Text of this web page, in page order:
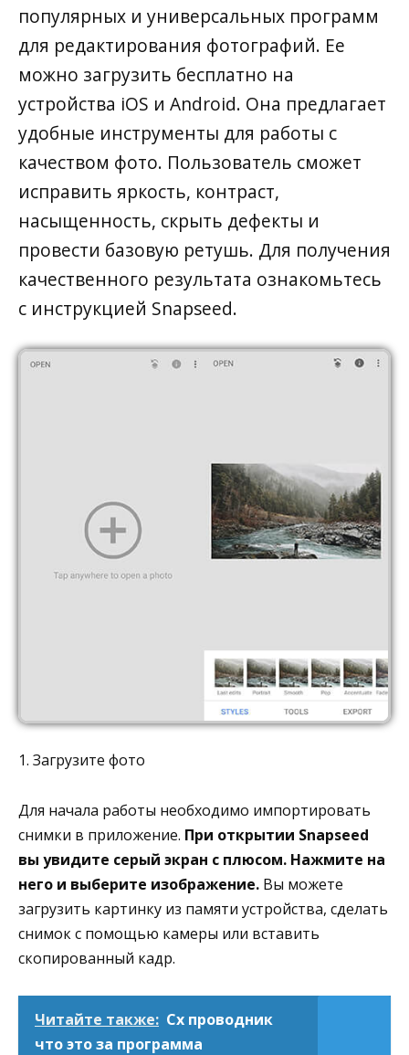
популярных и универсальных программ
для редактирования фотографий. Ее
можно загрузить бесплатно на
устройства iOS и Android. Она предлагает
удобные инструменты для работы с
качеством фото. Пользователь сможет
исправить яркость, контраст,
насыщенность, скрыть дефекты и
провести базовую ретушь. Для получения
качественного результата ознакомьтесь
с инструкцией Snapseed.
1. Загрузите фото
Для начала работы необходимо импортировать
снимки в приложение. При открытии Snapseed
вы увидите серый экран с плюсом. Нажмите на
него и выберите изображение. Вы можете
загрузить картинку из памяти устройства, сделать
снимок с помощью камеры или вставить
скопированный кадр.
Читайте также: Cx проводник
что это за программа